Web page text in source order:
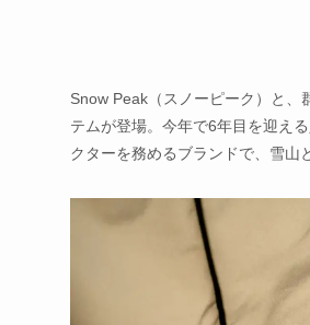
Snow Peak（スノーピーク）と
テムが登場。今年で6年目を迎え
クターを務めるブランドで、雪山